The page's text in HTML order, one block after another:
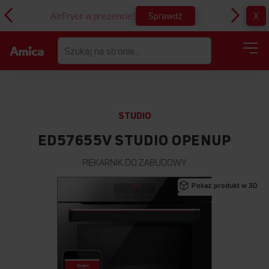
AirFryer w prezencie! Sprawdź X
STUDIO
ED57655V STUDIO OPENUP
PIEKARNIK DO ZABUDOWY
Pokaż produkt w 3D